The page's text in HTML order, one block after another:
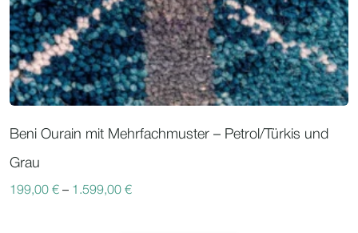
Beni Ourain mit Mehrfachmuster – Petrol/Türkis und
Grau
199,00 € – 1.599,00 €